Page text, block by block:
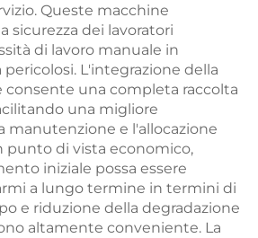
Queste macchine
sicurezza dei lavoratori
di lavoro manuale in
L'integrazione della
una completa raccolta
una migliore
manutenzione e l'allocazione
punto di vista economico,
iniziale possa essere
a lungo termine in termini di
e riduzione della degradazione
altamente conveniente. La